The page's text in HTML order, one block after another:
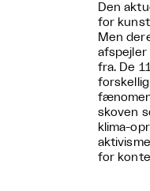
Den
for
Men
afspejler
fra. De
skoven
klima-
for